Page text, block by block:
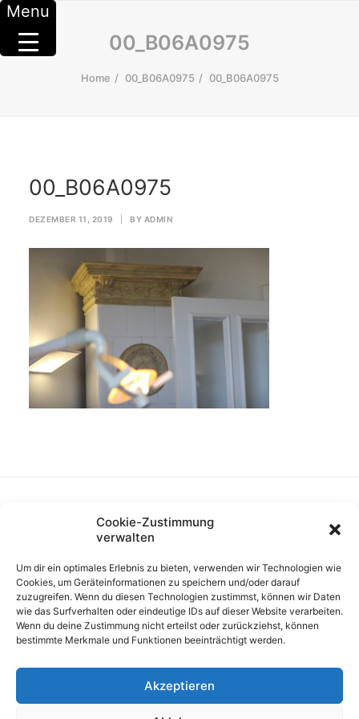
Cookie-Zustimmung
verwalten
Um dir ein optimales Erlebnis zu bieten, verwenden wir Technologien wie
Cookies, um Geräteinformationen zu speichern und/oder darauf
zuzugreifen. Wenn du diesen Technologien zustimmst, können wir Daten
wie das Surfverhalten oder eindeutige IDs auf dieser Website verarbeiten.
Wenn du deine Zustimmung nicht erteilst oder zurückziehst, können
bestimmte Merkmale und Funktionen beeinträchtigt werden.
Akzeptieren
00_B06A0975
Home 00_B06A0975 00_B06A0975
00_B06A0975
DEZEMBER 11, 2019 BY ADMIN
Menu